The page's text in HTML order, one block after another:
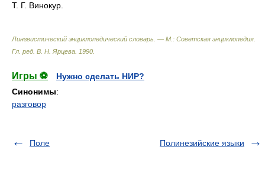
Т. Г. Винокур.
Лингвистический энциклопедический словарь. — М.: Советская энциклопедия
Гл. ред. В. Н. Ярцева 1990
Игры ⚽
Нужно сделать НИР?
Синонимы:
разговор
Поле Полинезийские языки